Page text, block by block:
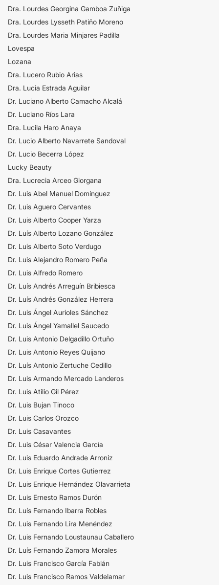
Dra. Lourdes Georgina Gamboa Zuñiga
Dra. Lourdes Lysseth Patiño Moreno
Dra. Lourdes Maria Minjares Padilla
Lovespa
Lozana
Dra. Lucero Rubio Arias
Dra. Lucia Estrada Aguilar
Dr. Luciano Alberto Camacho Alcalá
Dr. Luciano Ríos Lara
Dra. Lucila Haro Anaya
Dr. Lucio Alberto Navarrete Sandoval
Dr. Lucio Becerra López
Lucky Beauty
Dra. Lucrecia Arceo Giorgana
Dr. Luis Abel Manuel Domínguez
Dr. Luis Aguero Cervantes
Dr. Luis Alberto Cooper Yarza
Dr. Luís Alberto Lozano González
Dr. Luis Alberto Soto Verdugo
Dr. Luis Alejandro Romero Peña
Dr. Luis Alfredo Romero
Dr. Luís Andrés Arreguín Bribiesca
Dr. Luís Andrés González Herrera
Dr. Luis Ángel Aurioles Sánchez
Dr. Luis Ángel Yamallel Saucedo
Dr. Luis Antonio Delgadillo Ortuño
Dr. Luis Antonio Reyes Quijano
Dr. Luís Antonio Zertuche Cedillo
Dr. Luis Armando Mercado Landeros
Dr. Luis Atilio Gil Pérez
Dr. Luis Bujan Tinoco
Dr. Luis Carlos Orozco
Dr. Luis Casavantes
Dr. Luis César Valencia García
Dr. Luis Eduardo Andrade Arroniz
Dr. Luis Enrique Cortes Gutierrez
Dr. Luis Enrique Hernández Olavarrieta
Dr. Luis Ernesto Ramos Durón
Dr. Luís Fernando Ibarra Robles
Dr. Luis Fernando Lira Menéndez
Dr. Luis Fernando Loustaunau Caballero
Dr. Luís Fernando Zamora Morales
Dr. Luis Francisco García Fabián
Dr. Luis Francisco Ramos Valdelamar